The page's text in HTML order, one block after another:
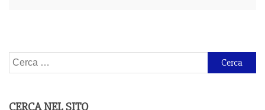
Ricerca
per:
CERCA NEL SITO